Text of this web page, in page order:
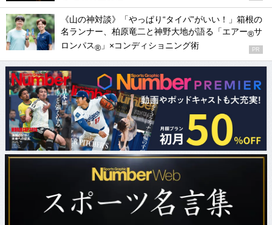
《山の神対談》「やっぱり“タイパ”がいい！」箱根の
名ランナー、柏原竜二と神野大地が語る「エアー®サ
ロンパス® 」×コンディショニング術 PR